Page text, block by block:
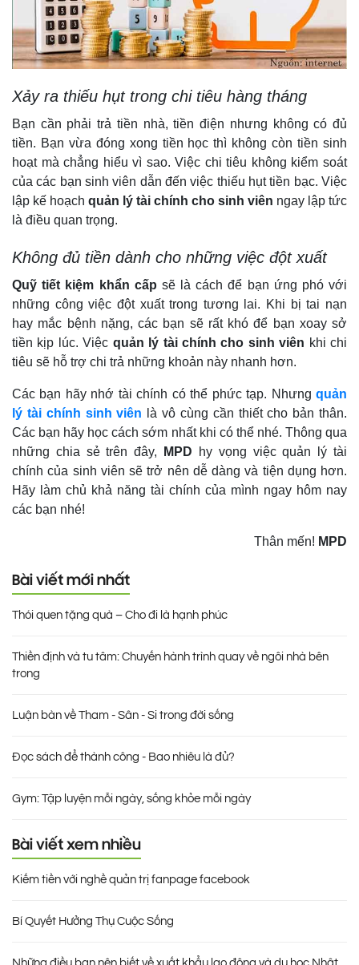
Xảy ra thiếu hụt trong chi tiêu hàng tháng
Bạn cần phải trả tiền nhà, tiền điện nhưng không có đủ
tiền. Bạn vừa đóng xong tiền học thì không còn tiền sinh
hoạt mà chẳng hiểu vì sao. Việc chi tiêu không kiểm soát
của các bạn sinh viên dẫn đến việc thiếu hụt tiền bạc. Việc
lập kế hoạch quản lý tài chính cho sinh viên ngay lập tức
là điều quan trọng.
Không đủ tiền dành cho những việc đột xuất
Quỹ tiết kiệm khẩn cấp sẽ là cách để bạn ứng phó với
những công việc đột xuất trong tương lai. Khi bị tai nạn
hay mắc bệnh nặng, các bạn sẽ rất khó để bạn xoay sở
tiền kịp lúc. Việc quản lý tài chính cho sinh viên khi chi
tiêu sẽ hỗ trợ chi trả những khoản này nhanh hơn.
Các bạn hãy nhớ tài chính có thể phức tạp. Nhưng quản
lý tài chính sinh viên là vô cùng cần thiết cho bản thân.
Các bạn hãy học cách sớm nhất khi có thể nhé. Thông qua
những chia sẻ trên đây,
MPD hy vọng việc quản lý tài
chính của sinh viên sẽ trở nên dễ dàng và tiện dụng hơn.
Hãy làm chủ khả năng tài chính của mình ngay hôm nay
các bạn nhé!
Thân mến! MPD
Bài viết mới nhất
Thói quen tặng quà – Cho đi là hạnh phúc
Thiền định và tu tâm: Chuyến hành trình quay về ngôi nhà bên
trong
Luận bàn về Tham - Sân - Si trong đời sống
Đọc sách để thành công - Bao nhiêu là đủ?
Gym: Tập luyện mỗi ngày, sống khỏe mỗi ngày
Bài viết xem nhiều
Kiếm tiền với nghề quản trị fanpage facebook
Bí Quyết Hưởng Thụ Cuộc Sống